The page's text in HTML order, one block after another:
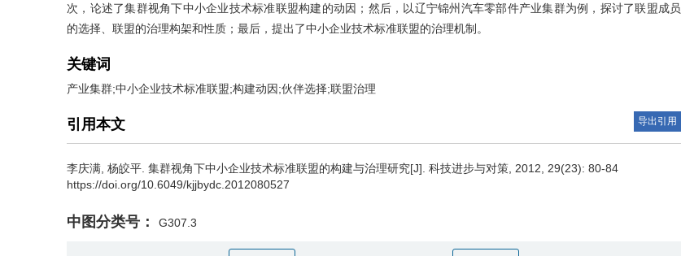
次，论述了集群视角下中小企业技术标准联盟构建的动因；然后，以辽宁锦州汽车零部件产业集群为例，探讨了联盟成员
的选择、联盟的治理构架和性质；最后，提出了中小企业技术标准联盟的治理机制。
关键词
产业集群;中小企业技术标准联盟;构建动因;伙伴选择;联盟治理
引用本文 导出引用
李庆满 杨皎平 集群视角下中小企业技术标准联盟的构建与治理研究[J]. 科技进步与对策, 2012, 29(23): 80-84
https://doi.org/10.6049/kjjbydc.2012080527
中图分类号： G307.3